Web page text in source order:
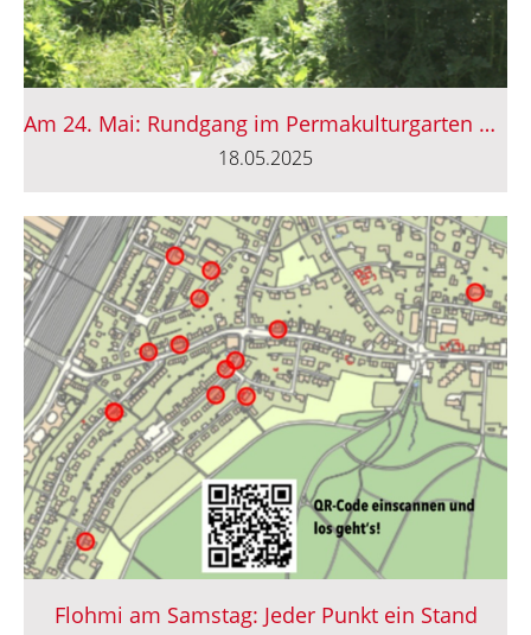
Am 24. Mai: Rundgang im Permakulturgarten Büel
18.05.2025
Flohmi am Samstag: Jeder Punkt ein Stand